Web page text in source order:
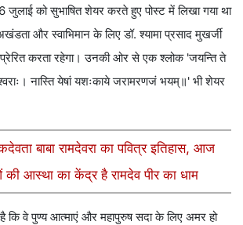
जुलाई को सुभाषित शेयर करते हुए पोस्ट में लिखा गया था
और स्वाभिमान के लिए डॉ. श्यामा प्रसाद मुखर्जी
प्रेरित करता रहेगा। उनकी ओर से एक श्लोक 'जयन्ति ते
नास्ति येषां यशःकाये जरामरणजं भयम्॥' भी शेयर
बाबा रामदेवरा का पवित्र इतिहास, आज
की आस्था का केंद्र है रामदेव पीर का धाम
कि वे पुण्य आत्माएं और महापुरुष सदा के लिए अमर हो